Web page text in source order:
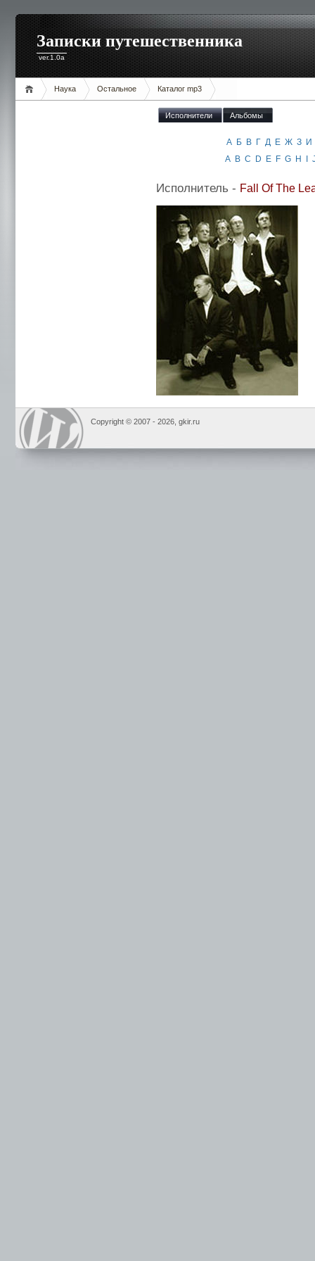
Записки путешественника
ver.1.0a
Наука Остальное Каталог mp3
Исполнители Альбомы
А Б В Г Д Е Ж З
И
A B C D E F G H
Исполнитель - Fall Of The
Copyright © 2007 - 2026, gkir.ru